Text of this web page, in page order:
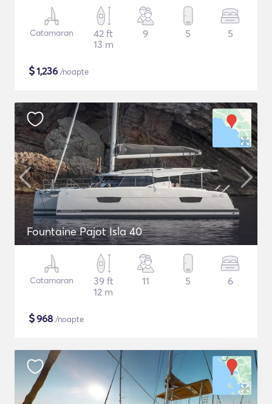
Catamaran
42 ft
13 m
9 5 5
$1,236 /noapte
Fountaine Pajot Isla 40
Catamaran
39 ft
12 m
11 5 6
$968 /noapte